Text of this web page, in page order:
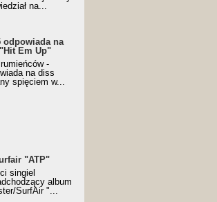
na...
odpowiada na
Em Up"
-
na diss
spięciem w...
VIDEO
"ATP"
singiel
album
SurfAir "...